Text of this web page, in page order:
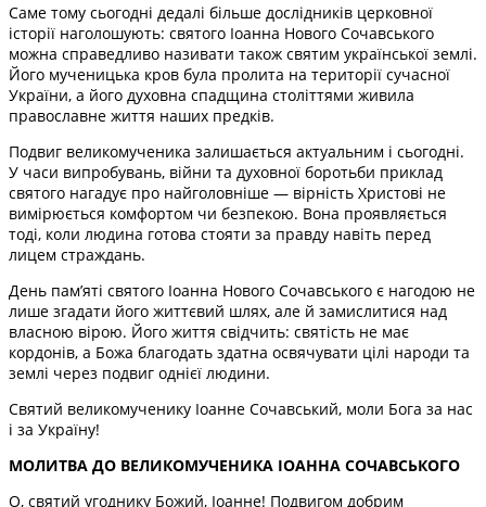
Саме тому сьогодні дедалі більше дослідників церковної
історії наголошують: святого Іоанна Нового Сочавського
можна справедливо називати також святим української землі.
Його мученицька кров була пролита на території сучасної
України, а його духовна спадщина століттями живила
православне життя наших предків.
Подвиг великомученика залишається актуальним і сьогодні.
У часи випробувань, війни та духовної боротьби приклад
святого нагадує про найголовніше — вірність Христові не
вимірюється комфортом чи безпекою. Вона проявляється
тоді, коли людина готова стояти за правду навіть перед
лицем страждань.
День пам’яті святого Іоанна Нового Сочавського є нагодою не
лише згадати його життєвий шлях, але й замислитися над
власною вірою. Його життя свідчить: святість не має
кордонів, а Божа благодать здатна освячувати цілі народи та
землі через подвиг однієї людини.
Святий великомученику Іоанне Сочавський, моли Бога за нас
і за Україну!
МОЛИТВА ДО ВЕЛИКОМУЧЕНИКА ІОАННА СОЧАВСЬКОГО
О, святий угоднику Божий, Іоанне! Подвигом добрим